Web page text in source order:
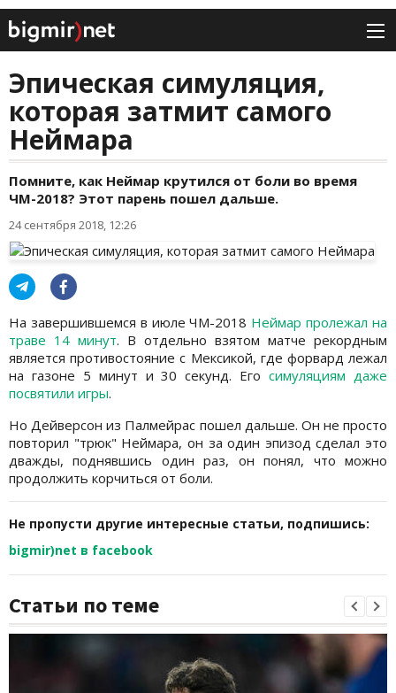
Эпическая симуляция,
которая затмит самого
Неймара
Помните, как Неймар крутился от боли во время
ЧМ-2018? Этот парень пошел дальше.
24 сентября 2018, 12:26
На завершившемся в июле ЧМ-2018 Неймар пролежал на
траве 14 минут. В отдельно взятом матче рекордным
является противостояние с Мексикой, где форвард лежал
на газоне 5 минут и 30 секунд. Егосимуляциям даже
посвятили игры.
Но Дейверсон из Палмейрас пошел дальше. Он не просто
повторил "трюк" Неймара, он за один эпизод сделал это
дважды, поднявшись один раз, он понял, что можно
продолжить корчиться от боли.
Не пропусти другие интересные статьи, подпишись:
bigmir)net в facebook
Статьи по теме